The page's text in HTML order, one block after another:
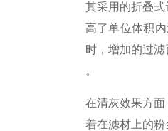
其采用的折叠
高了单位体积
时，增加的过
。
在清灰效果方
着在滤材上的